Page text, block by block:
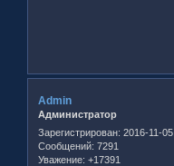
Admin
Администратор
Зарегистрирован: 2016-11-05
Сообщений: 7291
Уважение: +17391